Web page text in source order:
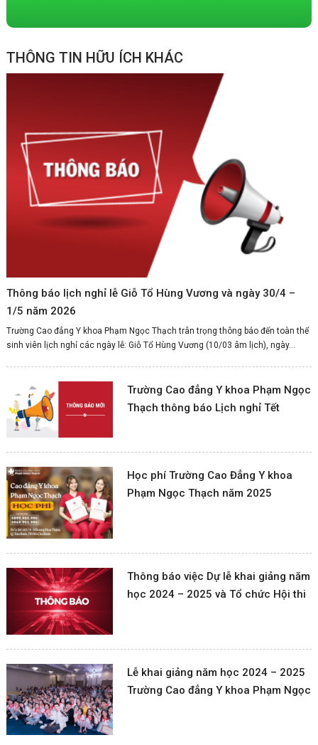
THÔNG TIN HỮU ÍCH KHÁC
Thông báo lịch nghỉ lễ Giỗ Tổ Hùng Vương và ngày 30/4 –
1/5 năm 2026
Trường Cao đẳng Y khoa Phạm Ngọc Thạch trân trọng thông báo đến toàn thể
sinh viên lịch nghỉ các ngày lễ: Giỗ Tổ Hùng Vương (10/03 âm lịch), ngày...
Trường Cao đẳng Y khoa Phạm Ngọc
Thạch thông báo Lịch nghỉ Tết
Học phí Trường Cao Đẳng Y khoa
Phạm Ngọc Thạch năm 2025
Thông báo việc Dự lễ khai giảng năm
học 2024 – 2025 và Tổ chức Hội thi
Nam (20/11/1982 – 20/11/2024)
Lễ khai giảng năm học 2024 – 2025
Trường Cao đẳng Y khoa Phạm Ngọc